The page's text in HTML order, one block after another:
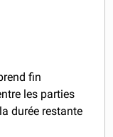
fin
les parties
durée restante